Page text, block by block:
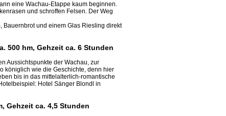
eine Wachau-Etappe kaum beginnen.
und schroffen Felsen. Der Weg
und einem Glas Riesling direkt
500 hm, Gehzeit ca. 6 Stunden
Aussichtspunkte der Wachau, zur
königlich wie die Geschichte, denn hier
bis in das mittelalterlich-romantische
Hotel Sänger Blondl in
Gehzeit ca. 4,5 Stunden